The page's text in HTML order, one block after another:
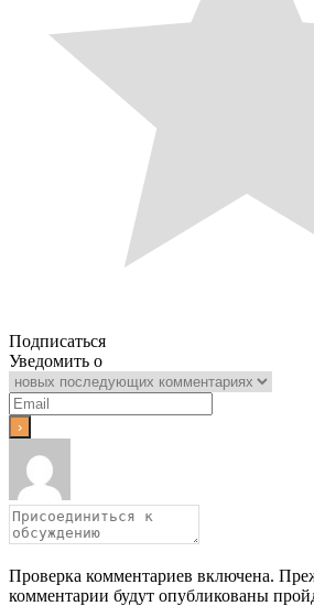
Подписаться
Уведомить о
Проверка комментариев включена.
комментарии будут опубликованы